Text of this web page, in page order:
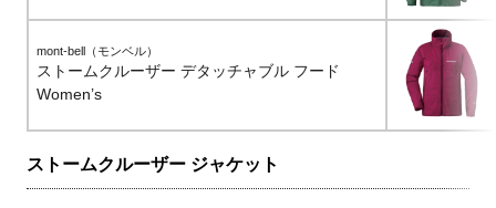
mont-bell（モンベル）
ストームクルーザー デタッチャブル フード
Women’s
ストームクルーザー ジャケット